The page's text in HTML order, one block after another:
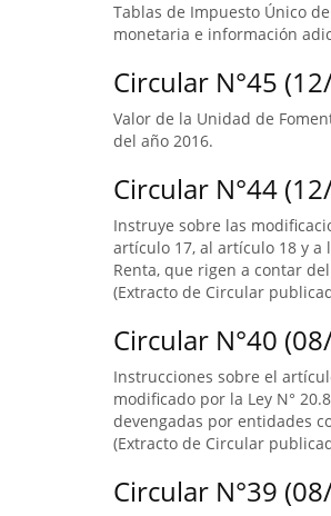
Tablas de Impuesto Único
monetaria e información
Circular N°45
Valor de la Unidad de
del año 2016.
Circular N°44
Instruye sobre las
artículo 17, al artículo 18 y a
Renta, que rigen a contar
(Extracto de Circular
Circular N°40
Instrucciones sobre el
modificado por la Ley N°
devengadas por entidades
(Extracto de Circular
Circular N°39